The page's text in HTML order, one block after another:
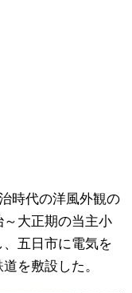
時代の洋風外観の
大正期の当主小
五日市に電気を
を敷設した。